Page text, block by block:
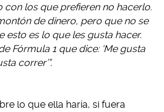
con los que prefieren no hacerlo.
de dinero, pero que no se
esto es lo que les gusta hacer.
Fórmula 1 que dice: ‘Me gusta
correr’”.
lo que ella haría, si fuera